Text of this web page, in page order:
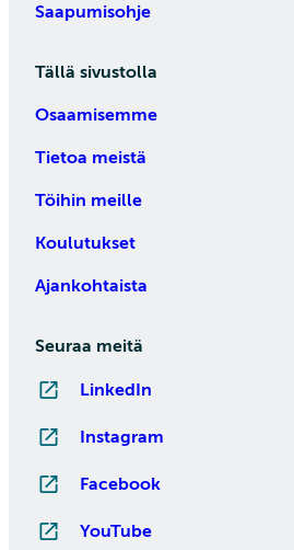
Saapumisohje
Tällä sivustolla
Osaamisemme
Tietoa meistä
Töihin meille
Koulutukset
Ajankohtaista
Seuraa meitä
LinkedIn
Instagram
Facebook
YouTube